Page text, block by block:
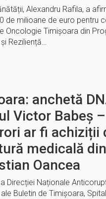
Alexandru Rafila, a
de milioane de euro pentru
Oncologie Timișoara din
Reziliență…
anchetă
Victor Babeș
ar fi achiziții
medicală
Oancea
Direcției Naționale
Buletin de Timișoara,